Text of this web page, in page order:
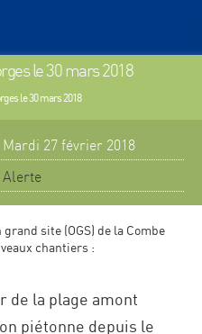
le 30 mars 2018
le 30 mars 2018
Mardi 27 février 2018
Alerte
site (OGS) de la Combe
chantiers :
de la plage amont
piétonne depuis le